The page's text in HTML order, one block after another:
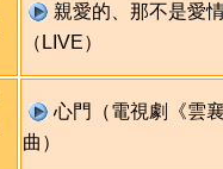
親愛的、那不是愛
（LIVE）
心門（電視劇《雲
曲）